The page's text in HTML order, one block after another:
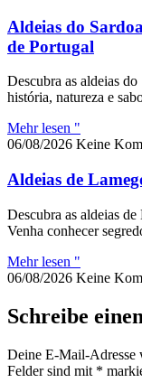
Aldeias do
de Portugal
Descubra as aldeias
história, natureza e
Mehr lesen "
06/08/2026 Keine
Aldeias de
Descubra as aldeias
Venha conhecer
Mehr lesen "
06/08/2026 Keine
Schreibe
Deine E-Mail-
Felder sind mit *